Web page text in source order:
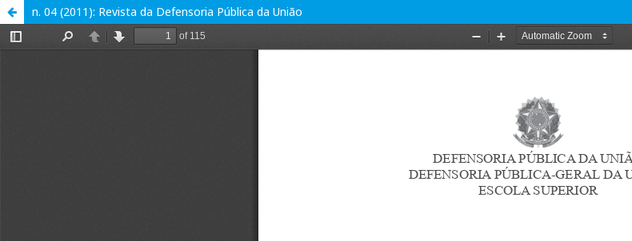
n. 04 (2011): Revista da Defensoria Pública da União